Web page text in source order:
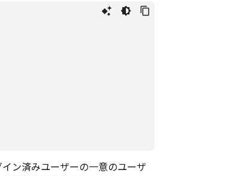
ン済みユーザーの一意のユーザ